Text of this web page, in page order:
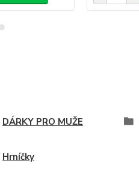
DÁRKY PRO MUŽE
Hrníčky